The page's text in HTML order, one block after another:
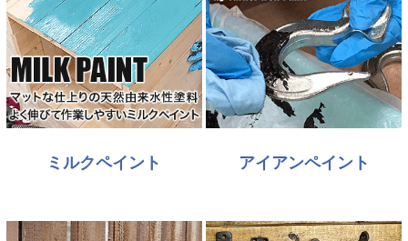
ミルクペイント アイアンペイント